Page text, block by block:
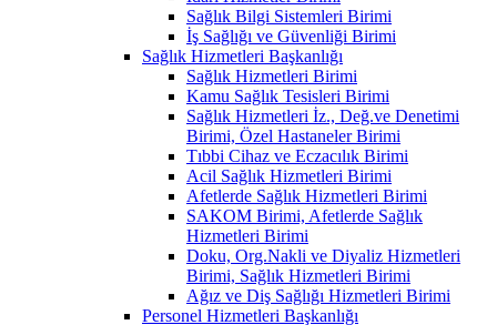
Sağlık Bilgi Sistemleri Birimi
İş Sağlığı ve Güvenliği Birimi
Sağlık Hizmetleri Başkanlığı
Sağlık Hizmetleri Birimi
Kamu Sağlık Tesisleri Birimi
Sağlık Hizmetleri İz., Değ.ve Denetimi
Birimi, Özel Hastaneler Birimi
Tıbbi Cihaz ve Eczacılık Birimi
Acil Sağlık Hizmetleri Birimi
Afetlerde Sağlık Hizmetleri Birimi
SAKOM Birimi, Afetlerde Sağlık
Hizmetleri Birimi
Doku, Org.Nakli ve Diyaliz Hizmetleri
Birimi, Sağlık Hizmetleri Birimi
Ağız ve Diş Sağlığı Hizmetleri Birimi
Personel Hizmetleri Başkanlığı